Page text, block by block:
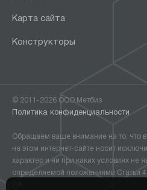
Карта сайта
Конструкторы
© 2011-2026 ООО Метбиз
Политика конфиденциальности
Обращаем ваше внимание на то, что
на этом интернет-сайте носит
характер и ни при каких условиях не
определяемой положениями Статьи